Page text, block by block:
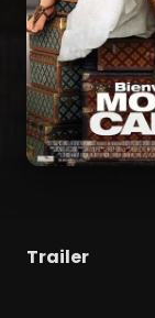
Trailer